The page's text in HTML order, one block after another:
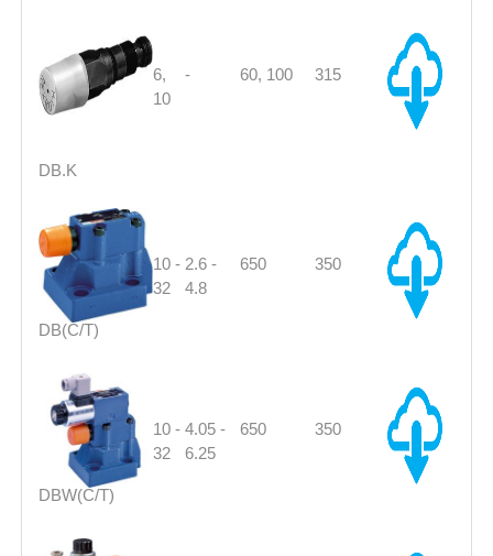
6,
10
- 60, 100 315
DB.K
10 -
32
2.6 -
4.8
650 350
DB(C/T)
10 -
32
4.05 -
6.25
650 350
DBW(C/T)